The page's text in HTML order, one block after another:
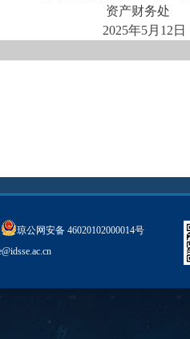
资产财务处
月12日
琼公网安备 46020102000014号